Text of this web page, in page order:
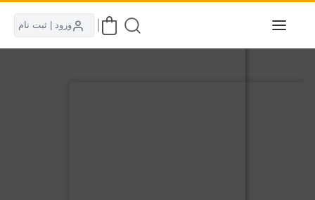
ورود | ثبت نام